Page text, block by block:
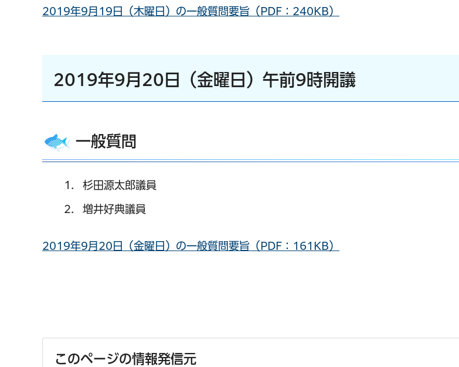
2019年9月19日（木曜日）の一般質問要旨（PDF：240KB）
2019年9月20日（金曜日）午前9時開議
一般質問
杉田源太郎議員
増井好典議員
2019年9月20日（金曜日）の一般質問要旨（PDF：161KB）
このページの情報発信元